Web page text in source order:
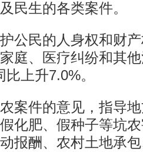
生的各类案件。
民的人身权和财产
庭、医疗纠纷和其
上升7.0%。
件的意见，指导地
化肥、假种子等坑
报酬、农村土地承